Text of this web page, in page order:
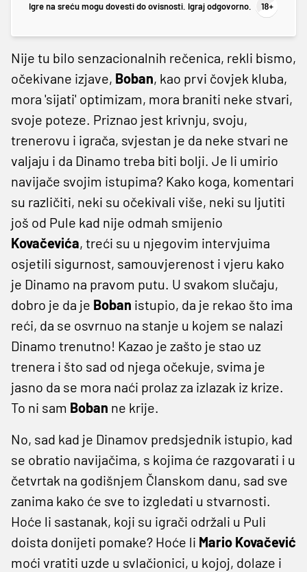
Igre na sreću mogu dovesti do ovisnosti. Igraj odgovorno.
Nije tu bilo senzacionalnih rečenica, rekli bismo,
očekivane izjave, Boban, kao prvi čovjek kluba,
mora 'sijati' optimizam, mora braniti neke stvari,
svoje poteze. Priznao jest krivnju, svoju,
trenerovu i igrača, svjestan je da neke stvari ne
valjaju i da Dinamo treba biti bolji. Je li umirio
navijače svojim istupima? Kako koga, komentari
su različiti, neki su očekivali više, neki su ljutiti
još od Pule kad nije odmah smijenio
Kovačevića, treći su u njegovim intervjuima
osjetili sigurnost, samouvjerenost i vjeru kako
je Dinamo na pravom putu. U svakom slučaju,
dobro je da je Boban istupio, da je rekao što ima
reći, da se osvrnuo na stanje u kojem se nalazi
Dinamo trenutno! Kazao je zašto je stao uz
trenera i što sad od njega očekuje, svima je
jasno da se mora naći prolaz za izlazak iz krize.
To ni sam Boban ne krije.
No, sad kad je Dinamov predsjednik istupio, kad
se obratio navijačima, s kojima će razgovarati i u
četvrtak na godišnjem Članskom danu, sad sve
zanima kako će sve to izgledati u stvarnosti.
Hoće li sastanak, koji su igrači održali u Puli
doista donijeti pomake? Hoće li Mario Kovačević
moći vratiti uzde u svlačionici, u kojoj, dolaze i